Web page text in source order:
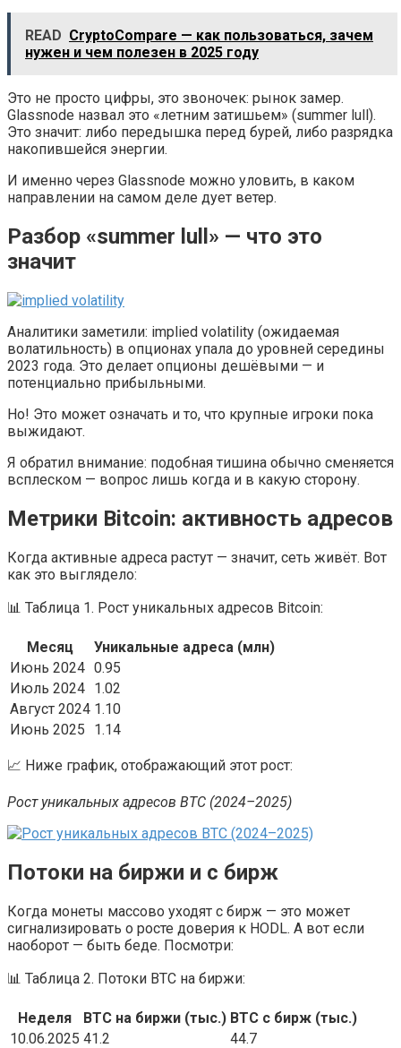
READ CryptoCompare — как пользоваться, зачем
нужен и чем полезен в 2025 году
Это не просто цифры, это звоночек: рынок замер.
Glassnode назвал это «летним затишьем» (summer lull).
Это значит: либо передышка перед бурей, либо разрядка
накопившейся энергии.
И именно через Glassnode можно уловить, в каком
направлении на самом деле дует ветер.
Разбор «summer lull» — что это
значит
Аналитики заметили: implied volatility (ожидаемая
волатильность) в опционах упала до уровней середины
2023 года. Это делает опционы дешёвыми — и
потенциально прибыльными.
Но! Это может означать и то, что крупные игроки пока
выжидают.
Я обратил внимание: подобная тишина обычно сменяется
всплеском — вопрос лишь когда и в какую сторону.
Метрики Bitcoin: активность адресов
Когда активные адреса растут — значит, сеть живёт. Вот
как это выглядело:
📊 Таблица 1. Рост уникальных адресов Bitcoin:
Месяц
Уникальные адреса (млн)
Июнь 2024 0.95
Июль 2024 1.02
Август 2024 1.10
Июнь 2025
1.14
📈 Ниже график, отображающий этот рост:
Рост уникальных адресов BTC (2024–2025)
Потоки на биржи и с бирж
Когда монеты массово уходят с бирж — это может
сигнализировать о росте доверия к HODL. А вот если
наоборот — быть беде. Посмотри:
📊 Таблица 2. Потоки BTC на биржи:
Неделя BTC на биржи (тыс.) BTC с бирж (тыс.)
10.06.2025 41.2 44.7